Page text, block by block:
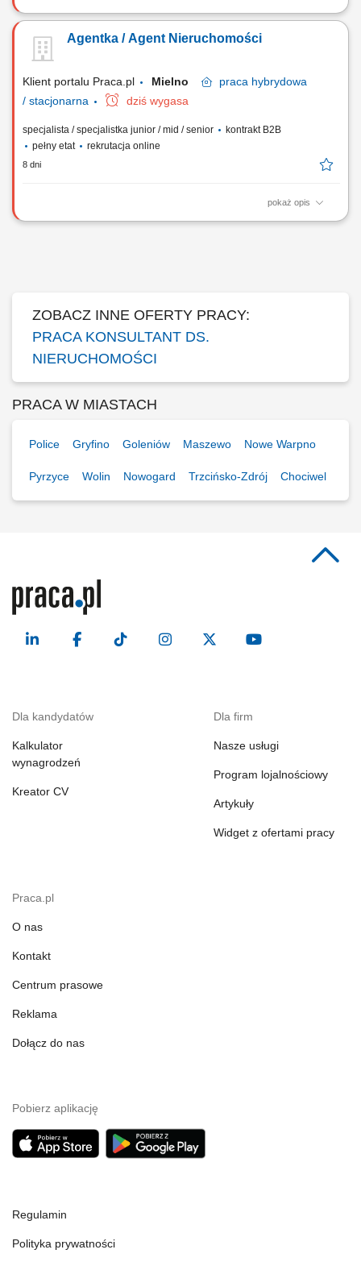
Gotowość do prowadzenia działalności gospodarczej. Samodzielność i
odpowiedzialność. Nastawienie na realizację celów i rozwój zawodowy.
Systematyczność i zaangażowanie. Mile widziane doświadczenie w
Agentka / Agent Nieruchomości
Klient portalu Praca.pl Mielno praca hybrydowa
/ stacjonarna
dziś wygasa
specjalista / specjalistka junior / mid / senior
kontrakt B2B
pełny etat
rekrutacja online
8 dni
pokaż opis
Gotowość do prowadzenia działalności gospodarczej. Samodzielność i
ZOBACZ INNE OFERTY PRACY:
PRACA KONSULTANT DS.
NIERUCHOMOŚCI
PRACA W MIASTACH
Police Gryfino Goleniów Maszewo Nowe Warpno
Pyrzyce Wolin Nowogard Trzcińsko-Zdrój Chociwel
Dla kandydatów
Kalkulator
wynagrodzeń
Kreator CV
Dla firm
Nasze usługi
Program lojalnościowy
Artykuły
Widget z ofertami pracy
Praca.pl
O nas
Kontakt
Centrum prasowe
Reklama
Dołącz do nas
Pobierz aplikację
Regulamin
Polityka prywatności